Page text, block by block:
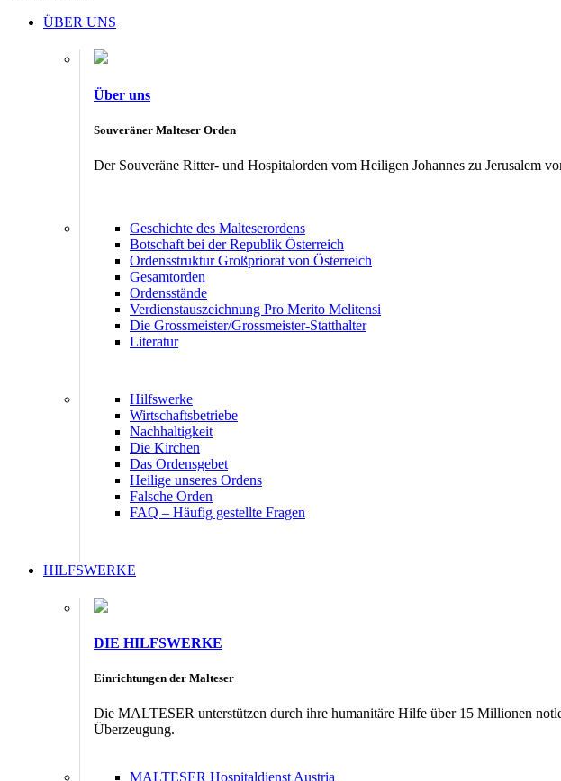
ÜBER UNS
Über uns
Souveräner Malteser Orden
Der Souveräne Ritter- und Hospitalorden vom Heiligen Johannes zu Jerusalem
Geschichte des Malteserordens
Botschaft bei der Republik Österreich
Ordensstruktur Großpriorat von Österreich
Gesamtorden
Ordensstände
Verdienstauszeichnung Pro Merito Melitensi
Die Grossmeister/Grossmeister-Statthalter
Literatur
Hilfswerke
Wirtschaftsbetriebe
Nachhaltigkeit
Die Kirchen
Das Ordensgebet
Heilige unseres Ordens
Falsche Orden
FAQ – Häufig gestellte Fragen
HILFSWERKE
DIE HILFSWERKE
Einrichtungen der Malteser
Die MALTESER unterstützen durch ihre humanitäre Hilfe über 15 Millionen
Überzeugung.
MALTESER Hospitaldienst Austria